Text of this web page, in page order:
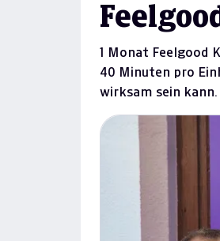
1 Monat Feelgood
40 Minuten pro
wirksam sein kann.